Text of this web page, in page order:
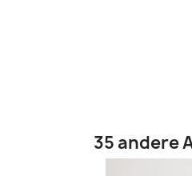
35 andere